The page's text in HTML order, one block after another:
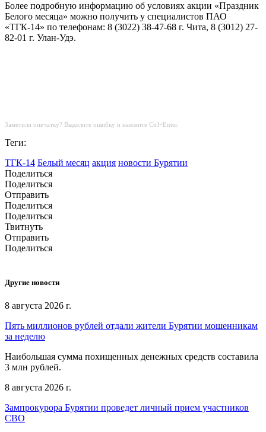
Более подробную информацию об условиях акции «Праздник
Белого месяца» можно получить у специалистов ПАО
«ТГК-14» по телефонам: 8 (3022) 38-47-68 г. Чита, 8 (3012) 27-
82-01 г. Улан-Удэ.
Заметили опечатку? Выделите ошибку и нажмите Ctrl+Enter.
Теги:
ТГК-14 Белый месяц акция новости Бурятии
Поделиться
Поделиться
Отправить
Поделиться
Поделиться
Твитнуть
Отправить
Поделиться
Другие новости
8 августа 2026 г.
Пять миллионов рублей отдали жители Бурятии мошенникам
за неделю
Наибольшая сумма похищенных денежных средств составила
3 млн рублей.
8 августа 2026 г.
Зампрокурора Бурятии проведет личный прием участников
СВО